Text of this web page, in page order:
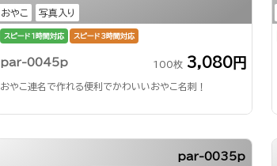
おやこ 写真入り
スピード1時間対応 スピード3時間対応
par-0045p 100枚 3,080円
おやこ連名で作れる便利でかわいいおやこ名刺！
par-0035p